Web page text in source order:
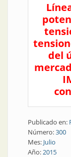
del
Publicado en:
Número:300
Mes: Julio
Año:2015